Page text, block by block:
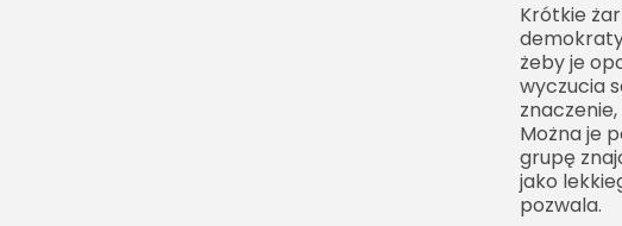
Krótkie
żeby je
wyczucia
Można je
grupę
jako
pozwala.